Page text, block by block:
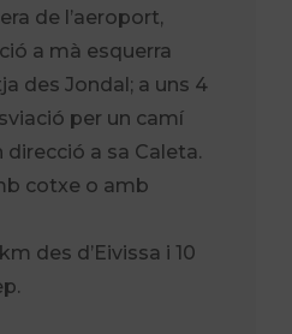
de l’aeroport,
a mà esquerra
des Jondal; a uns 4
per un camí
a sa Caleta.
cotxe o amb
des d’Eivissa i 10